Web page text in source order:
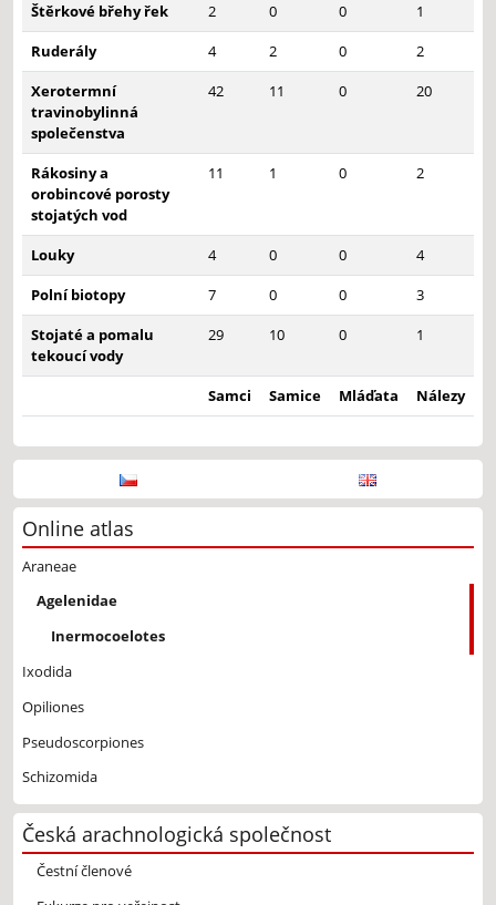
Štěrkové břehy řek
2 0 0
1
Ruderály
4 2 0
2
Xerotermní
travinobylinná
společenstva
42 11 0 20
Rákosiny a
orobincové porosty
stojatých vod
11 1 0 2
Louky 4 0 0
4
Polní biotopy
7 0 0
3
Stojaté a pomalu
tekoucí vody
29 10 0 1
Samci Samice Mláďata Nálezy
Online atlas
Araneae
Agelenidae
Inermocoelotes
Ixodida
Opiliones
Pseudoscorpiones
Schizomida
Česká arachnologická společnost
Čestní členové